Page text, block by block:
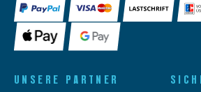
UNSERE PARTNER